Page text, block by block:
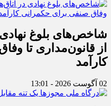
شاخص‌های بلوغ
از قانون‌مداری تا
کارآمد
02 آگوست 2026 - 13:01